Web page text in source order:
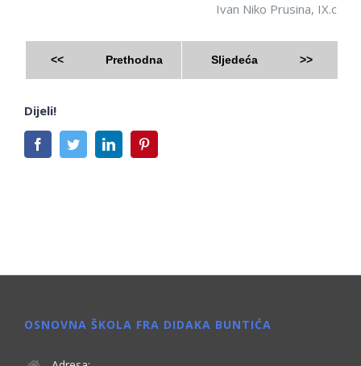
Ivan Niko Prusina, IX.c
<< Prethodna Sljedeća >>
Dijeli!
FacebookTwitterLinkedIn
OSNOVNA ŠKOLA FRA DIDAKA BUNTIĆA